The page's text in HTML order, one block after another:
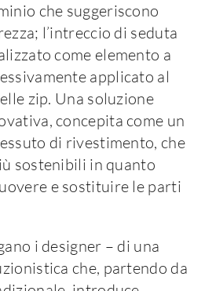
che suggeriscono
l’intreccio di seduta
come elemento a
applicato al
zip. Una soluzione
concepita come un
di rivestimento, che
sostenibili in quanto
e sostituire le parti
i designer – di una
che, partendo da